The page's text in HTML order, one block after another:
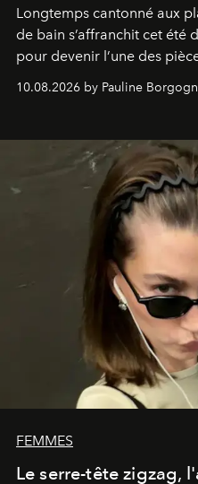
Longtemps cantonné aux
de bain s’affranchit cet été
pour devenir l’une des
10.08.2026 by Pauline
FEMMES
Le serre-tête zigzag,